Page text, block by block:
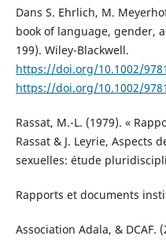
Dans S. Ehrlich, M.
book of language, gender,
199). Wiley-Blackwell.
https://doi.org/10.1002/
https://doi.org/10.1002/
Rassat, M.-L. (1979). «
Rassat & J. Leyrie, Aspects
sexuelles: étude
Rapports et documents
Association Adala, & DCAF.